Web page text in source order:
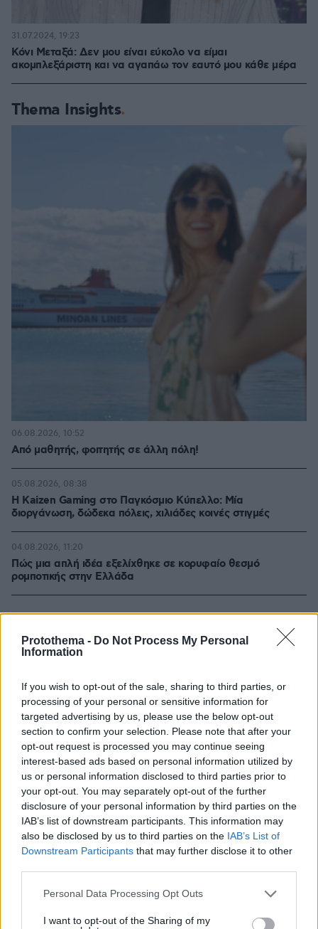
Protothema - Do Not Process My Personal
Information
If you wish to opt-out of the sale, sharing to third parties, or
processing of your personal or sensitive information for
targeted advertising by us, please use the below opt-out
section to confirm your selection. Please note that after your
opt-out request is processed you may continue seeing
interest-based ads based on personal information utilized by
us or personal information disclosed to third parties prior to
your opt-out. You may separately opt-out of the further
disclosure of your personal information by third parties on the
IAB’s list of downstream participants. This information may
also be disclosed by us to third parties on the IAB’s List of
Downstream Participants that may further disclose it to other
Please note that this website/app uses one or more Google
not limited to your visit or usage behaviour. You may click to
Personal Data Processing Opt Outs
I want to opt-out of the Sharing of my
Κόνι Μεταξά: Δεν μου είναι εύκολο να είμαι
ακομπλεξάριστη και να αγαπάω τον εαυτό μου κάθε μέρα
31.07.2024, 19:23
Thema Insights
Από μαθητής, φοιτητής σε άλλη πόλη!
06.08.2026, 10:52
H Kaizen Gaming στο Παγκόσμιο Kύπελλο: Μία
διοργάνωση, δώδεκα πόλεις, χιλιάδες κοινές στιγμές
05.08.2026, 08:38
Πώς μια απλή ιδέα εξελίχθηκε σε κορυφαίο θεσμό
ρομποτικής στην Ελλάδα
04.08.2026, 11:20
ΡΟΗ ΕΙΔΗΣΕΩΝ
Χατζηδάκης για Ράμφο: Η πνευματική παρακαταθήκη
του θα μείνει πάντα ζωντανή
πριν 12 λεπτά
Ο Λευτέρης Πανταζής και η Κόνι Μεταξά
φωτογραφίζονται αγκαλιά με φόντο το ηλιοβασίλεμα
πριν 13 λεπτά
Η ζωή που κυλά γαλήνια στα καλά ξενοδοχεία που
βρίσκονται σε λίμνες
πριν 14 λεπτά
πριν 19 λεπτά
Πώς να κερδίσετε την εμπιστοσύνη μιας πρώην